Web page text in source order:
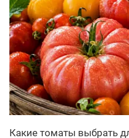
Какие томаты выбрать